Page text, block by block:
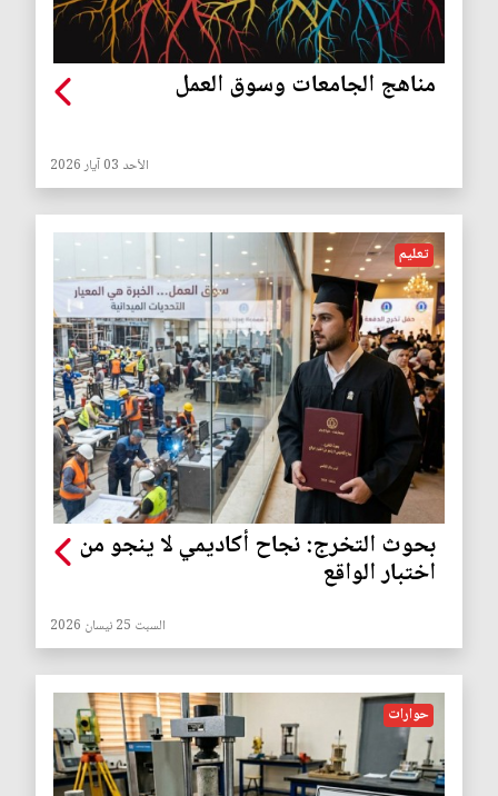
مناهج الجامعات وسوق العمل
الأحد 03 آيار 2026
تعليم
بحوث التخرج: نجاح أكاديمي لا ينجو من
اختبار الواقع
السبت 25 نيسان 2026
حوارات